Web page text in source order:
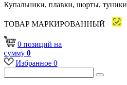
Купальники, плавки, шорты, туники
ТОВАР МАРКИРОВАННЫЙ
0 позиций на
сумму 0
Избранное 0